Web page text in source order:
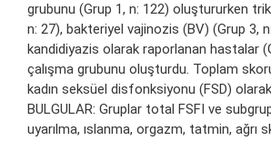
grubunu (Grup 1, n: 122) oluştururken
n: 27), bakteriyel vajinozis (BV) (Grup 3,
kandidiyazis olarak raporlanan hastalar
çalışma grubunu oluşturdu. Toplam
kadın seksüel disfonksiyonu (FSD)
BULGULAR: Gruplar total FSFI ve
uyarılma, ıslanma, orgazm, tatmin, ağrı